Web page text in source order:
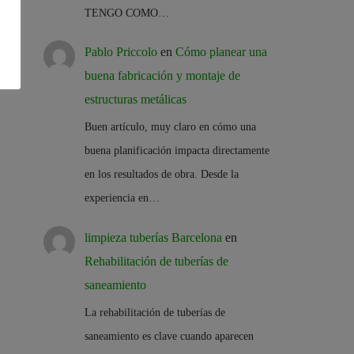
TENGO COMO…
Pablo Priccolo en Cómo planear una
buena fabricación y montaje de
estructuras metálicas
Buen artículo, muy claro en cómo una
buena planificación impacta directamente
en los resultados de obra. Desde la
experiencia en…
limpieza tuberías Barcelona en
Rehabilitación de tuberías de
saneamiento
La rehabilitación de tuberías de
saneamiento es clave cuando aparecen